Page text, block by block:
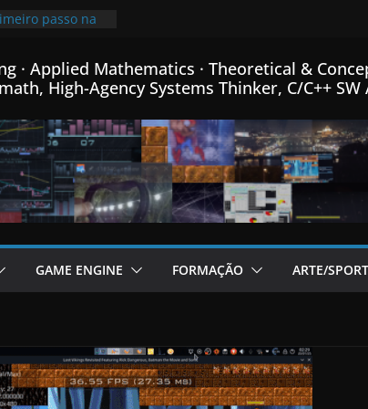
passo na
mais que o
de
meu Formato
C++…
fontes Bitmap,
e menus
de Fractais
Engine em
C++…
· Applied Mathematics · Theoretical &
High-Agency Systems Thinker, C/C++
GAME ENGINE FORMAÇÃO ARTE/SPORT